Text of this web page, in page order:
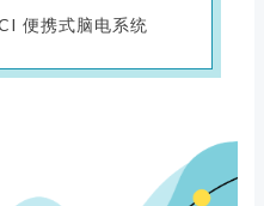
便携式脑电系统